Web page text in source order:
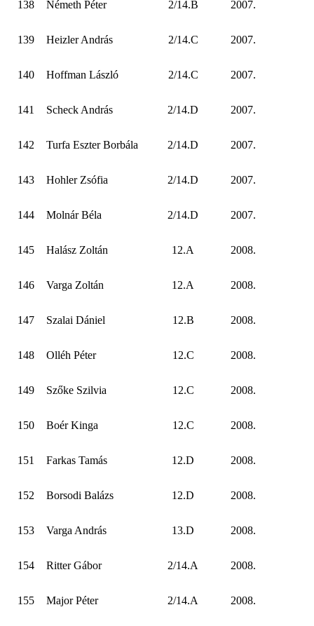
138 Németh Péter 2/14.B 2007.
139 Heizler András 2/14.C 2007.
140 Hoffman László 2/14.C 2007.
141 Scheck András 2/14.D 2007.
142 Turfa Eszter Borbála 2/14.D 2007.
143 Hohler Zsófia 2/14.D 2007.
144 Molnár Béla 2/14.D 2007.
145 Halász Zoltán 12.A 2008.
146 Varga Zoltán 12.A 2008.
147 Szalai Dániel 12.B 2008.
148 Olléh Péter 12.C 2008.
149 Szőke Szilvia 12.C 2008.
150 Boér Kinga 12.C 2008.
151 Farkas Tamás 12.D 2008.
152 Borsodi Balázs 12.D 2008.
153 Varga András 13.D 2008.
154 Ritter Gábor 2/14.A 2008.
155 Major Péter 2/14.A 2008.